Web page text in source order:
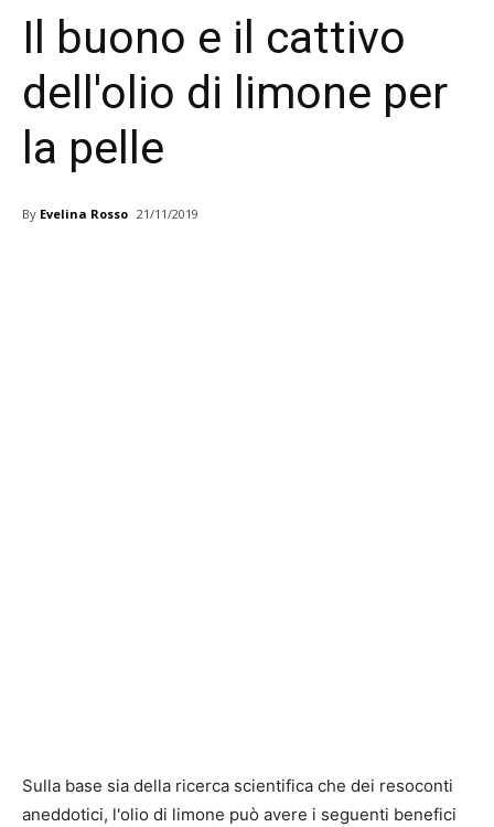
Il buono e il cattivo
dell'olio di limone per
la pelle
By Evelina Rosso 21/11/2019
Sulla base sia della ricerca scientifica che dei resoconti
aneddotici, l'olio di limone può avere i seguenti benefici